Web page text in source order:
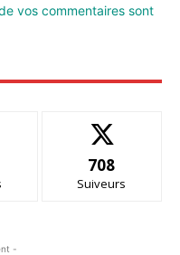
vos commentaires sont
708
Suiveurs
-